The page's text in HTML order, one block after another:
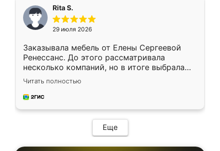
Rita S.
29 июля 2026
Заказывала мебель от Елены Сергеевой
Ренессанс. До этого рассматривала
несколько компаний, но в итоге выбрала
эту. Сначала обговорили условия, потом
приехал замерщик, всё спокойно объяснил
и снял размеры. Изготовили в срок, с
мебель сразу встала на свое место без
каких-либо доработок. Качеством осталась
довольна, все выглядит так, как и ожидала.
Читать полностью
Еще